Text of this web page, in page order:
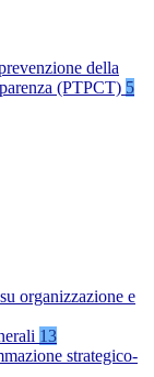
della
(PTPCT) 5
organizzazione e
13
strategico-